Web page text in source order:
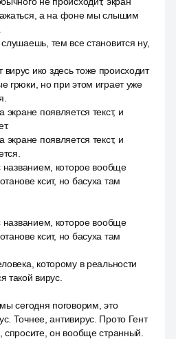
а на фоне мы слышим
тем все становится ну,
ико здесь тоже происходит
грюки, но при этом играет уже
экране появляется текст, и
экране появляется текст, и
названием, которое вообще
ксит, но басуха там
названием, которое вообще
ксит, но басуха там
которому в реальности
такой вирус.
сегодня поговорим, это
Точнее, антивирус. Прото Гент
он вообще странный.